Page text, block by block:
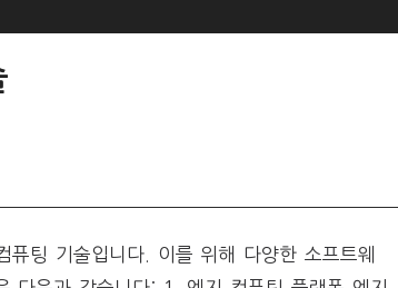
팅 기술입니다. 이를 위해 다양한 소프트웨